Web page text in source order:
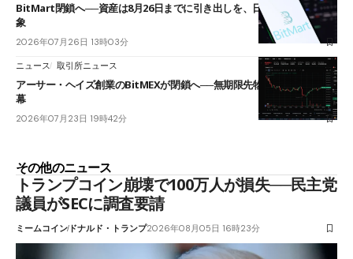
BitMart閉鎖へ──資産は8月26日までに引き出しを、日本人利用者も対
象
2026年07月26日 13時03分
ニュース 取引所ニュース
アーサー・ヘイズ創業のBitMEXが閉鎖へ──無期限先物を生んだ11年に
幕
2026年07月23日 19時42分
その他のニュース
トランプコイン崩壊で100万人が損失──民主党
議員がSECに調査要請
ミームコインドナルド・トランプ2026年08月05日 16時23分